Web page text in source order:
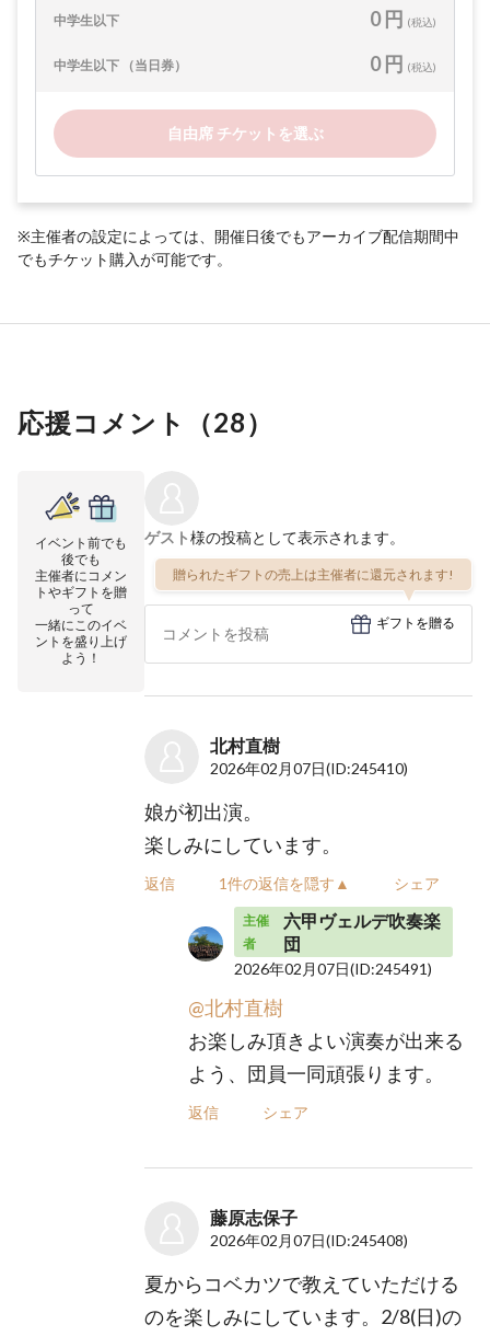
中学生以下 0 円 (税込)
中学生以下 （当日券） 0 円 (税込)
自由席 チケットを選ぶ
※主催者の設定によっては、開催日後でもアーカイブ配信期間中
でもチケット購入が可能です。
応援コメント（28）
イベント前でも
後でも
主催者にコメン
トやギフトを贈
って
一緒にこのイベ
ントを盛り上げ
よう！
ゲスト様の投稿として表示されます。
贈られたギフトの売上は主催者に還元されます!
ギフトを贈る
北村直樹
2026年02月07日(ID:245410)
娘が初出演。
楽しみにしています。
返信 1件の返信を隠す▲ シェア
主催
者
六甲ヴェルデ吹奏楽
団
2026年02月07日(ID:245491)
@北村直樹
お楽しみ頂きよい演奏が出来る
よう、団員一同頑張ります。
返信 シェア
藤原志保子
2026年02月07日(ID:245408)
夏からコベカツで教えていただける
のを楽しみにしています。2/8(日)の